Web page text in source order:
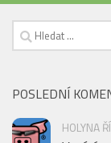
Vyhledávání
POSLEDNÍ
HOLYNA